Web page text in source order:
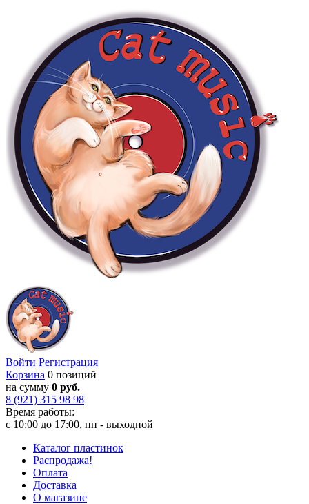
Войти Регистрация
Корзина 0 позиций
на сумму 0 руб.
8 (921) 315 98 98
Время работы:
с 10:00 до 17:00, пн - выходной
Каталог пластинок
Распродажа!
Оплата
Доставка
О магазине